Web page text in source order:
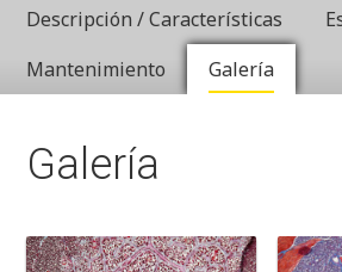
Descripción / Características
Mantenimiento
Galería
Galería